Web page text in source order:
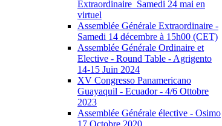
Extraordinaire_Samedi 24 mai en
virtuel
Assemblée Générale Extraordinaire -
Samedi 14 décembre à 15h00 (CET)
Assemblée Générale Ordinaire et
Elective - Round Table - Agrigento
14-15 Juin 2024
XV Congresso Panamericano
Guayaquil - Ecuador - 4/6 Ottobre
2023
Assemblée Générale élective - Osimo
17 Octobre 2020